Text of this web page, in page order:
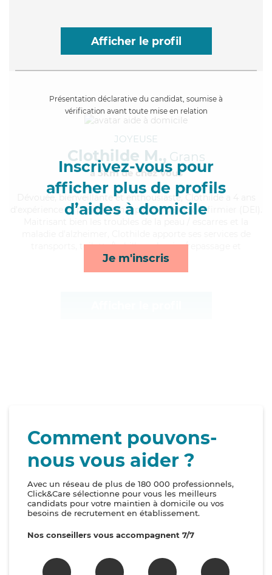
Afficher le profil
Présentation déclarative du candidat, soumise à
vérification avant toute mise en relation
Inscrivez-vous pour
afficher plus de profils
d’aides à domicile
Je m'inscris
JOYEUSE
Clothilde M., Grans
à 5km de chez Vous
, bienveillante et enthousiaste, Clothilde a 4 ans
d'expérience et possède un diplôme d'Etat d'infirmier (DEI).
transports, toilette/habillage, lessive/repassage et
compagnie/loisirs*
Comment pouvons-
nous vous aider ?
Avec un réseau de plus de 180 000 professionnels,
Click&Care sélectionne pour vous les meilleurs
candidats pour votre maintien à domicile ou vos
besoins de recrutement en établissement.
Nos conseillers vous accompagnent 7/7